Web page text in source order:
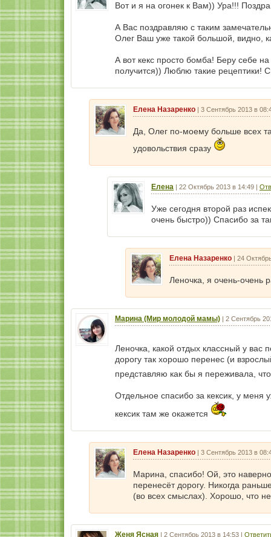
Вот и я на огонек к Вам)) Ура!!!
А Вас поздравляю с таким
Олег Ваш уже такой большой, видно,
А вот кекс просто бомба! Беру себе
получится)) Люблю такие рецептики!
Елена Назаренко | 3 Сентябрь 2013 в
Да, Олег по-моему больше всех
удовольствия сразу
Елена | 22 Октябрь 2013 в 14:49 |
Уже сегодня второй раз
очень быстро)) Спасибо за
Елена Назаренко | 24
Леночка, я очень-очень
Марина (Мир молодой мамы) | 2 Сентябрь
Леночка, какой отдых классный у вас
дорогу так хорошо перенес (и
представляю как бы я переживала,
Отдельное спасибо за кексик, у меня
кексик там же окажется
Елена Назаренко | 3 Сентябрь 2013 в
Марина, спасибо! Ой, это
перенесёт дорогу. Никогда
(во всех смыслах). Хорошо, что
Женя Ясная | 2 Сентябрь 2013 в 14:53 |